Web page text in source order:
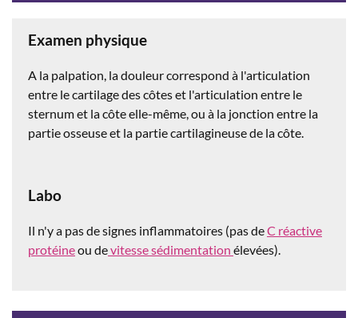
Examen physique
A la palpation, la douleur correspond à l'articulation
entre le cartilage des côtes et l'articulation entre le
sternum et la côte elle-même, ou à la jonction entre la
partie osseuse et la partie cartilagineuse de la côte.
Labo
Il n'y a pas de signes inflammatoires (pas deC réactive
protéineou devitesse sédimentation élevées).